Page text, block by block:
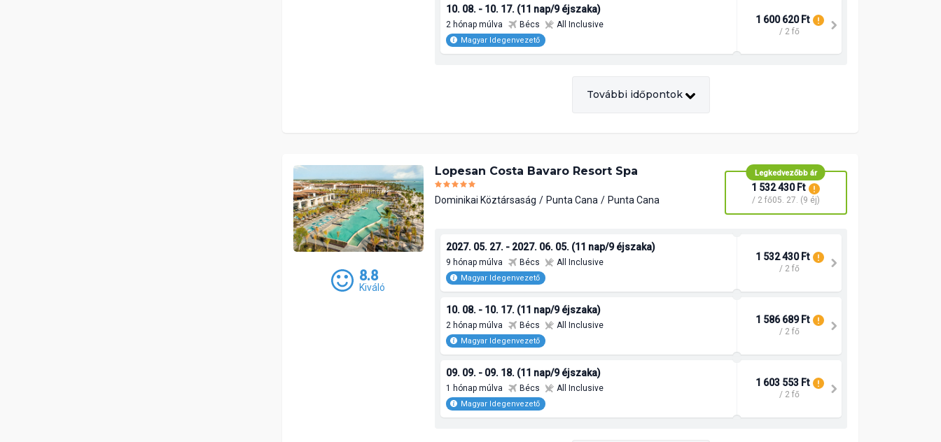
10. 08. - 10. 17. (11 nap/9 éjszaka)
2 hónap múlva Bécs All Inclusive
Magyar Idegenvezető
1 600 620 Ft
/ 2 fő
További időpontok
8.8
Kiváló
Lopesan Costa Bavaro Resort Spa
Dominikai Köztársaság Punta Cana Punta Cana
Legkedvezőbb ár
1 532 430 Ft
/ 2 fő05. 27. (9 éj)
2027. 05. 27. - 2027. 06. 05. (11 nap/9 éjszaka)
9 hónap múlva Bécs All Inclusive
Magyar Idegenvezető
1 532 430 Ft
/ 2 fő
10. 08. - 10. 17. (11 nap/9 éjszaka)
2 hónap múlva Bécs All Inclusive
Magyar Idegenvezető
1 586 689 Ft
/ 2 fő
09. 09. - 09. 18. (11 nap/9 éjszaka)
1 hónap múlva Bécs All Inclusive
Magyar Idegenvezető
1 603 553 Ft
/ 2 fő